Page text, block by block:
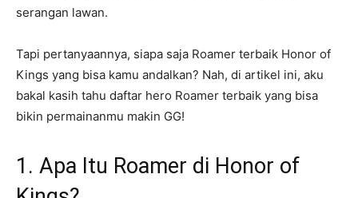
serangan lawan.
Tapi pertanyaannya, siapa saja Roamer terbaik Honor of
Kings yang bisa kamu andalkan? Nah, di artikel ini, aku
bakal kasih tahu daftar hero Roamer terbaik yang bisa
bikin permainanmu makin GG!
1. Apa Itu Roamer di Honor of